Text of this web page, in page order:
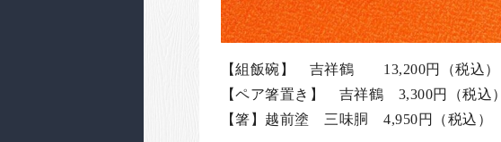
【組飯碗】 吉祥鶴 13,200円（税込）
【ペア箸置き】 吉祥鶴 3,300円（税込）
【箸】越前塗 三味胴 4,950円（税込）